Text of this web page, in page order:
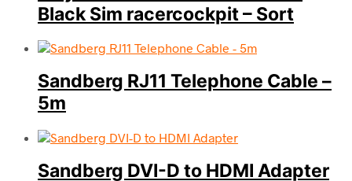
Black Sim racercockpit – Sort
Sandberg RJ11 Telephone Cable –
5m
Sandberg DVI-D to HDMI Adapter